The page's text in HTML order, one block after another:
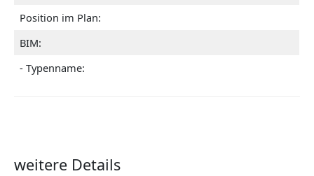
Position im Plan:
BIM:
- Typenname:
weitere Details